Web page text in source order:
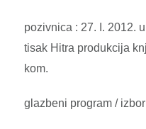
pozivnica : 27. I. 2012.
tisak Hitra produkcija
kom.
glazbeni program /